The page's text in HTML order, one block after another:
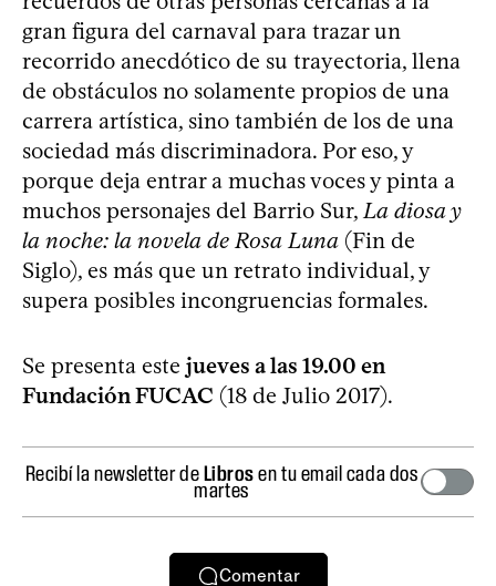
gran figura del carnaval para trazar un
recorrido anecdótico de su trayectoria, llena
de obstáculos no solamente propios de una
carrera artística, sino también de los de una
sociedad más discriminadora. Por eso, y
porque deja entrar a muchas voces y pinta a
muchos personajes del Barrio Sur, La diosa y
la noche: la novela de Rosa Luna (Fin de
Siglo), es más que un retrato individual, y
supera posibles incongruencias formales.
Se presenta este jueves a las 19.00 en
Fundación FUCAC (18 de Julio 2017).
Recibí la newsletter deLibrosen tu email cada dos
martes
Comentar